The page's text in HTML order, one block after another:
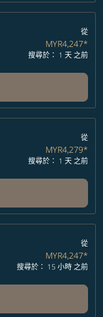
從
MYR4,247*
搜尋於： 1 天 之前
從
MYR4,279*
搜尋於： 1 天 之前
從
MYR4,247*
搜尋於： 15 小時 之前